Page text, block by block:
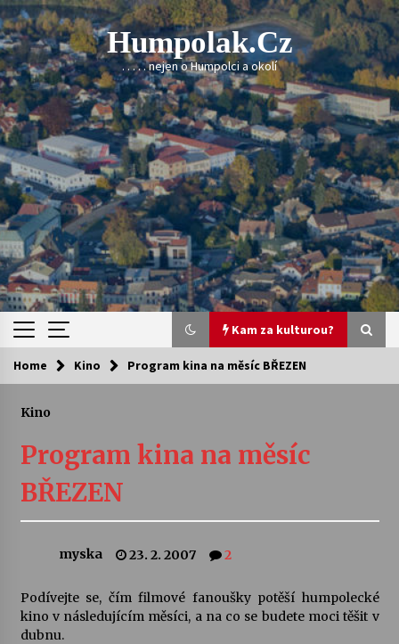
Skip
to
content
Humpolak.cz
. . . . . nejen o Humpolci a okolí
Kam za kulturou?
Kam za kulturou?
Sukuba Ensemble
4. 8. 2026
kapkou
Veselí muzikanti
30. 7. 2026
Home Kino Program kina na měsíc BŘEZEN
Kino
Program kina na měsíc
BŘEZEN
myska 23. 2. 2007 2
Podívejte se, čím filmové fanoušky potěší humpolecké
kino v následujícím měsíci, a na co se budete moci těšit v
dubnu.